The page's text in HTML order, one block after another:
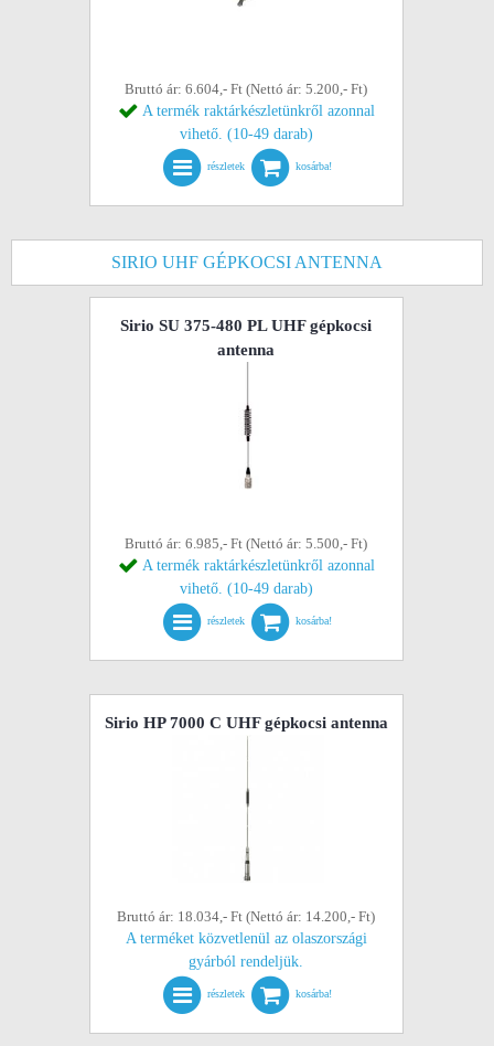
Bruttó ár: 6.604,- Ft (Nettó ár: 5.200,- Ft)
A termék raktárkészletünkről azonnal
vihető. (10-49 darab)
részletek kosárba!
SIRIO UHF GÉPKOCSI ANTENNA
Sirio SU 375-480 PL UHF gépkocsi
antenna
Bruttó ár: 6.985,- Ft (Nettó ár: 5.500,- Ft)
A termék raktárkészletünkről azonnal
vihető. (10-49 darab)
részletek kosárba!
Sirio HP 7000 C UHF gépkocsi antenna
Bruttó ár: 18.034,- Ft (Nettó ár: 14.200,- Ft)
A terméket közvetlenül az olaszországi
gyárból rendeljük.
részletek kosárba!